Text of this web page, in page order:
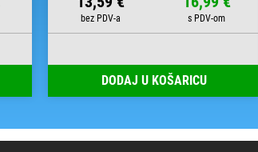
DODAJ U KOŠARICU